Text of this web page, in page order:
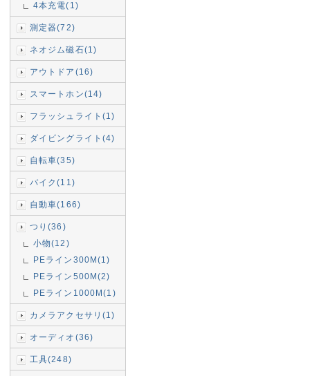
4本充電(1)
測定器(72)
ネオジム磁石(1)
アウトドア(16)
スマートホン(14)
フラッシュライト(1)
ダイビングライト(4)
自転車(35)
バイク(11)
自動車(166)
つり(36)
小物(12)
PEライン300M(1)
PEライン500M(2)
PEライン1000M(1)
カメラアクセサリ(1)
オーディオ(36)
工具(248)